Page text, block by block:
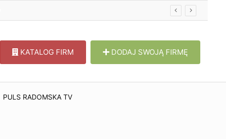
KATALOG FIRM DODAJ SWOJĄ FIRMĘ
PULS RADOMSKA TV